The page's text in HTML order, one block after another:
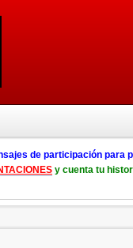
de participación para
y cuenta tu